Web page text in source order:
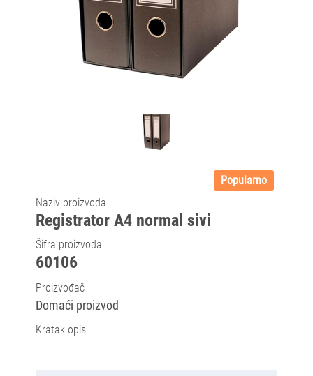
Popularno
Naziv proizvoda
Registrator A4 normal sivi
Šifra proizvoda
60106
Proizvođač
Domaći proizvod
Kratak opis